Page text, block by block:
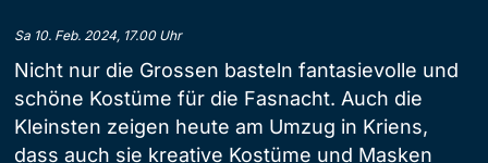
Sa 10. Feb. 2024, 17.00 Uhr
Nicht nur die Grossen basteln fantasievolle und
schöne Kostüme für die Fasnacht. Auch die
Kleinsten zeigen heute am Umzug in Kriens,
dass auch sie kreative Kostüme und Masken